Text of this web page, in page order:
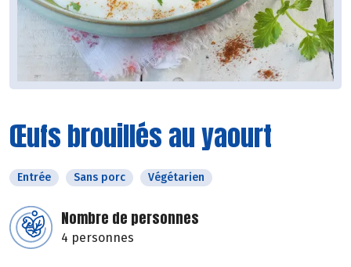
Œufs brouillés au yaourt
Entrée Sans porc Végétarien
Nombre de personnes
4 personnes